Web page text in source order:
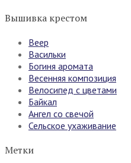
Вышивка крестом
Веер
Васильки
Богиня аромата
Весенняя композиция
Велосипед с цветами
Байкал
Ангел со свечой
Сельское ухаживание
Метки